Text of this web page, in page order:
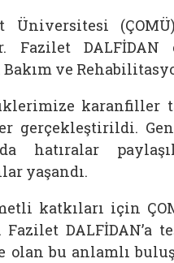
Üniversitesi
Fazilet DALFİDAN
Bakım ve
karanfiller
gerçekleştirildi.
hatıralar
yaşandı.
katkıları için
olan bu anlamlı